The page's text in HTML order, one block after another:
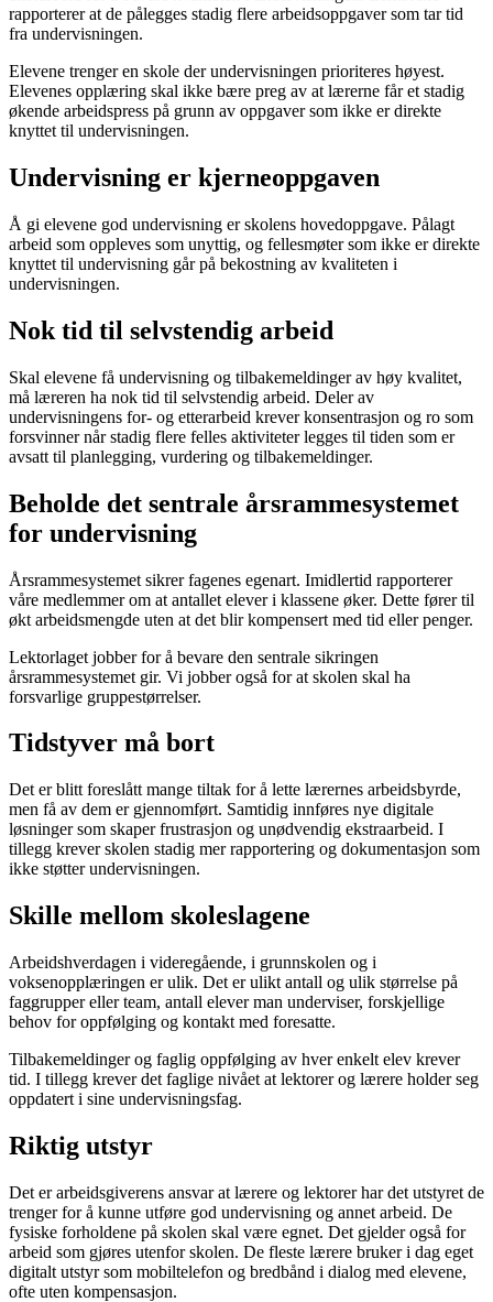
rapporterer at de pålegges stadig flere arbeidsoppgaver som tar tid
fra undervisningen.
Elevene trenger en skole der undervisningen prioriteres høyest.
Elevenes opplæring skal ikke bære preg av at lærerne får et stadig
økende arbeidspress på grunn av oppgaver som ikke er direkte
knyttet til undervisningen.
Undervisning er kjerneoppgaven
Å gi elevene god undervisning er skolens hovedoppgave. Pålagt
arbeid som oppleves som unyttig, og fellesmøter som ikke er direkte
knyttet til undervisning går på bekostning av kvaliteten i
undervisningen.
Nok tid til selvstendig arbeid
Skal elevene få undervisning og tilbakemeldinger av høy kvalitet,
må læreren ha nok tid til selvstendig arbeid. Deler av
undervisningens for- og etterarbeid krever konsentrasjon og ro som
forsvinner når stadig flere felles aktiviteter legges til tiden som er
avsatt til planlegging, vurdering og tilbakemeldinger.
Beholde det sentrale årsrammesystemet
for undervisning
Årsrammesystemet sikrer fagenes egenart. Imidlertid rapporterer
våre medlemmer om at antallet elever i klassene øker. Dette fører til
økt arbeidsmengde uten at det blir kompensert med tid eller penger.
Lektorlaget jobber for å bevare den sentrale sikringen
årsrammesystemet gir. Vi jobber også for at skolen skal ha
forsvarlige gruppestørrelser.
Tidstyver må bort
Det er blitt foreslått mange tiltak for å lette lærernes arbeidsbyrde,
men få av dem er gjennomført. Samtidig innføres nye digitale
løsninger som skaper frustrasjon og unødvendig ekstraarbeid. I
tillegg krever skolen stadig mer rapportering og dokumentasjon som
ikke støtter undervisningen.
Skille mellom skoleslagene
Arbeidshverdagen i videregående, i grunnskolen og i
voksenopplæringen er ulik. Det er ulikt antall og ulik størrelse på
faggrupper eller team, antall elever man underviser, forskjellige
behov for oppfølging og kontakt med foresatte.
Tilbakemeldinger og faglig oppfølging av hver enkelt elev krever
tid. I tillegg krever det faglige nivået at lektorer og lærere holder seg
oppdatert i sine undervisningsfag.
Riktig utstyr
Det er arbeidsgiverens ansvar at lærere og lektorer har det utstyret de
trenger for å kunne utføre god undervisning og annet arbeid. De
fysiske forholdene på skolen skal være egnet. Det gjelder også for
arbeid som gjøres utenfor skolen. De fleste lærere bruker i dag eget
digitalt utstyr som mobiltelefon og bredbånd i dialog med elevene,
ofte uten kompensasjon.